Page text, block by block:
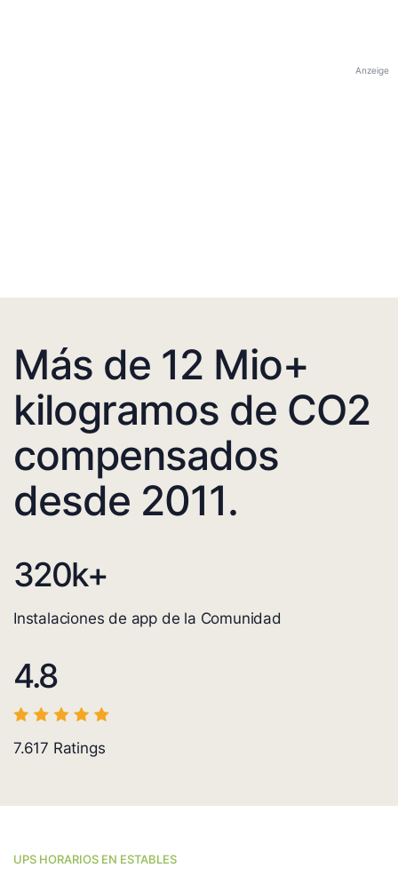
Anzeige
Más de 12 Mio+
kilogramos de CO2
compensados
desde 2011.
320k+
Instalaciones de app de la Comunidad
4.8
7.617 Ratings
UPS HORARIOS EN ESTABLES